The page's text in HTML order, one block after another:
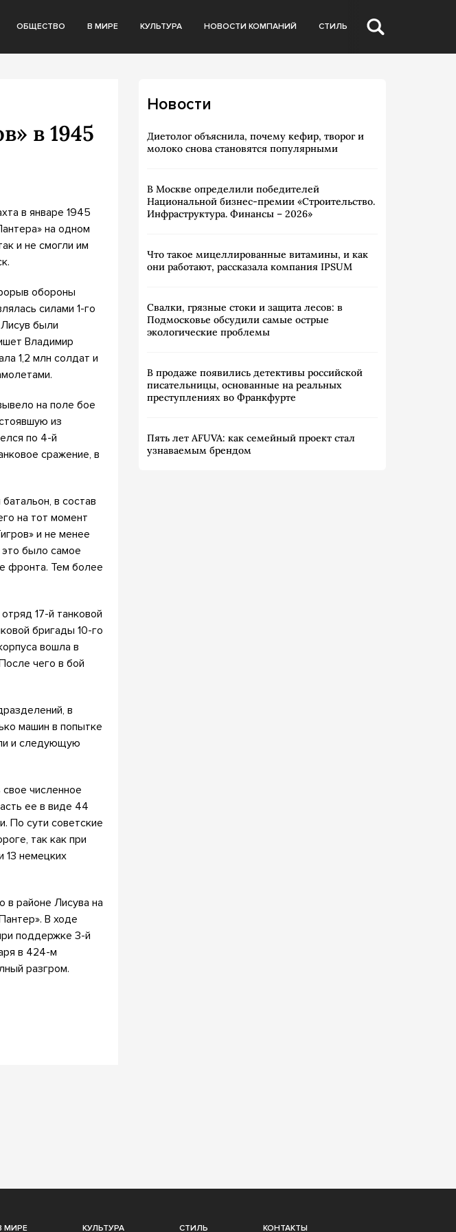
ОБЩЕСТВО В МИРЕ КУЛЬТУРА НОВОСТИ КОМПАНИЙ СТИЛЬ
в 1945
в январе 1945
на одном
и не смогли им
обороны
силами 1-го
были
Владимир
1,2 млн солдат и
на поле бое
из
по 4-й
сражение, в
в состав
на тот момент
и не менее
это было самое
фронта. Тем более
17-й танковой
бригады 10-го
вошла в
чего в бой
в
машин в попытке
и следующую
численное
ее в виде 44
По сути советские
так как при
13 немецких
в районе Лисува на
В ходе
поддержке 3-й
в 424-м
разгром.
Новости
Диетолог объяснила, почему кефир, творог и
молоко снова становятся популярными
В Москве определили победителей
Национальной бизнес-премии «Строительство.
Инфраструктура. Финансы – 2026»
Что такое мицеллированные витамины, и как
они работают, рассказала компания IPSUM
Свалки, грязные стоки и защита лесов: в
Подмосковье обсудили самые острые
экологические проблемы
В продаже появились детективы российской
писательницы, основанные на реальных
преступлениях во Франкфурте
Пять лет AFUVA: как семейный проект стал
узнаваемым брендом
МИРЕ КУЛЬТУРА СТИЛЬ КОНТАКТЫ